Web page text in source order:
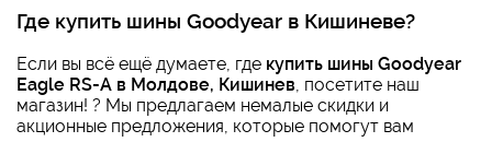
Где купить шины Goodyear в Кишиневе?
Если вы всё ещё думаете, где купить шины Goodyear
Eagle RS-A в Молдове, Кишинев , посетите наш
магазин! ? Мы предлагаем немалые скидки и
акционные предложения, которые помогут вам